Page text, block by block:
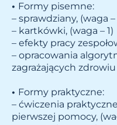
• Formy pisemne:
– sprawdziany, (waga –
– kartkówki, (waga – 1)
– efekty pracy
– opracowania
zagrażających
• Formy praktyczne:
– ćwiczenia
pierwszej pomocy,